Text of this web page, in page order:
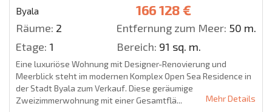
Byala 166 128 €
Räume: 2 Entfernung zum Meer: 50 m.
Etage: 1 Bereich: 91 sq. m.
Eine luxuriöse Wohnung mit Designer-Renovierung und
Meerblick steht im modernen Komplex Open Sea Residence in
der Stadt Byala zum Verkauf. Diese geräumige
Zweizimmerwohnung mit einer Gesamtflä...
Mehr Details